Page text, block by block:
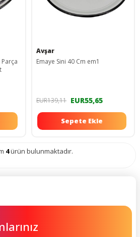
Avşar
Emaye Sini 40 Cm em1
EUR139,11 EUR55,65
Sepete Ekle
4ürün bulunmaktadır.